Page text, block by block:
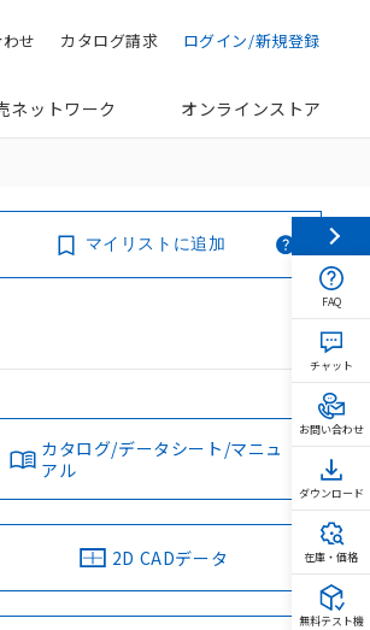
ログイン/新規登録
カタログ請求
せ
ネットワーク オンラインストア
マイリストに追加
カタログ/データシート/マニュ
アル
2D CADデータ
FAQ
チャット
お問い合わせ
ダウンロード
在庫・価格
無料テスト機